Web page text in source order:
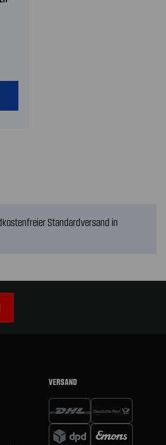
Standardversand in
VERSAND